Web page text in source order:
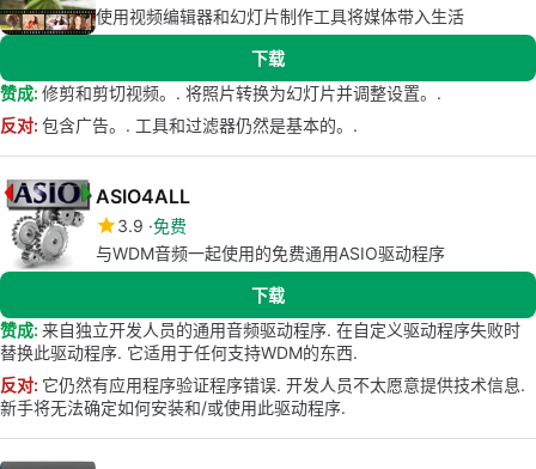
使用视频编辑器和幻灯片制作工具将媒体带入生活
下载
赞成: 修剪和剪切视频。. 将照片转换为幻灯片并调整设置。.
反对: 包含广告。. 工具和过滤器仍然是基本的。.
ASIO4ALL
3.9 免费
与WDM音频一起使用的免费通用ASIO驱动程序
下载
赞成: 来自独立开发人员的通用音频驱动程序. 在自定义驱动程序失败时
替换此驱动程序. 它适用于任何支持WDM的东西.
反对: 它仍然有应用程序验证程序错误. 开发人员不太愿意提供技术信息.
新手将无法确定如何安装和/或使用此驱动程序.